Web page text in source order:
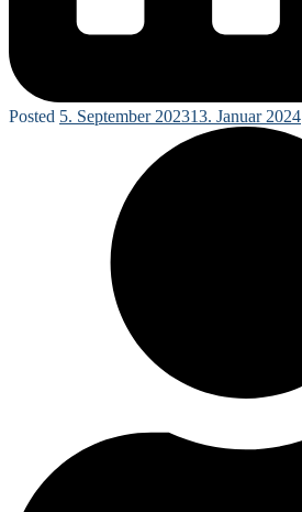
Posted 5. September 202313. Januar 2024